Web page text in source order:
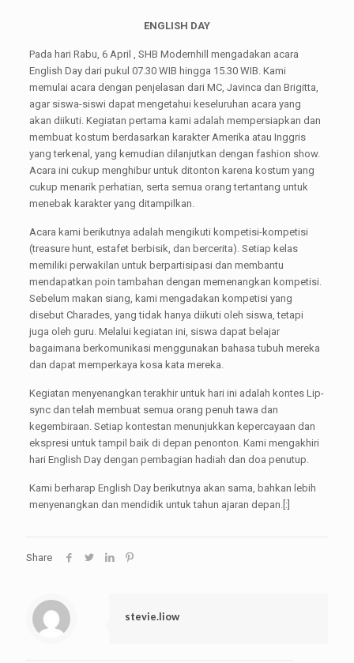
ENGLISH DAY
Pada hari Rabu, 6 April , SHB Modernhill mengadakan acara
English Day dari pukul 07.30 WIB hingga 15.30 WIB. Kami
memulai acara dengan penjelasan dari MC, Javinca dan Brigitta,
agar siswa-siswi dapat mengetahui keseluruhan acara yang
akan diikuti. Kegiatan pertama kami adalah mempersiapkan dan
membuat kostum berdasarkan karakter Amerika atau Inggris
yang terkenal, yang kemudian dilanjutkan dengan fashion show.
Acara ini cukup menghibur untuk ditonton karena kostum yang
cukup menarik perhatian, serta semua orang tertantang untuk
menebak karakter yang ditampilkan.
Acara kami berikutnya adalah mengikuti kompetisi-kompetisi
(treasure hunt, estafet berbisik, dan bercerita). Setiap kelas
memiliki perwakilan untuk berpartisipasi dan membantu
mendapatkan poin tambahan dengan memenangkan kompetisi.
Sebelum makan siang, kami mengadakan kompetisi yang
disebut Charades, yang tidak hanya diikuti oleh siswa, tetapi
juga oleh guru. Melalui kegiatan ini, siswa dapat belajar
bagaimana berkomunikasi menggunakan bahasa tubuh mereka
dan dapat memperkaya kosa kata mereka.
Kegiatan menyenangkan terakhir untuk hari ini adalah kontes Lip-
sync dan telah membuat semua orang penuh tawa dan
kegembiraan. Setiap kontestan menunjukkan kepercayaan dan
ekspresi untuk tampil baik di depan penonton. Kami mengakhiri
hari English Day dengan pembagian hadiah dan doa penutup.
Kami berharap English Day berikutnya akan sama, bahkan lebih
menyenangkan dan mendidik untuk tahun ajaran depan.[:]
Share
stevie.liow